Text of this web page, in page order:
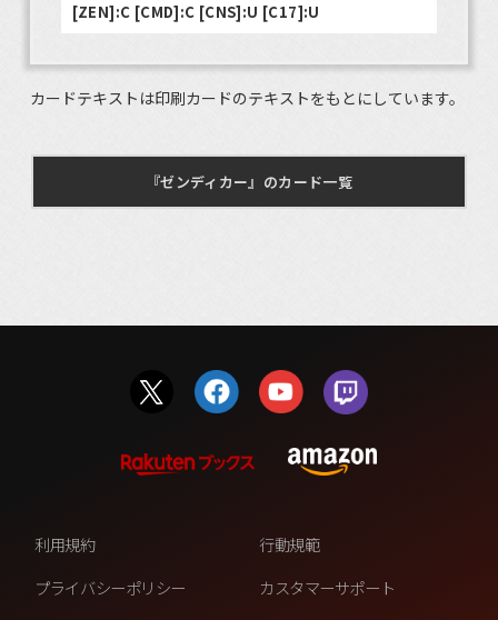
[ZEN]:C [CMD]:C [CNS]:U [C17]:U
カードテキストは印刷カードのテキストをもとにしています。
『ゼンディカー』のカード一覧
利用規約
行動規範
プライバシーポリシー
カスタマーサポート